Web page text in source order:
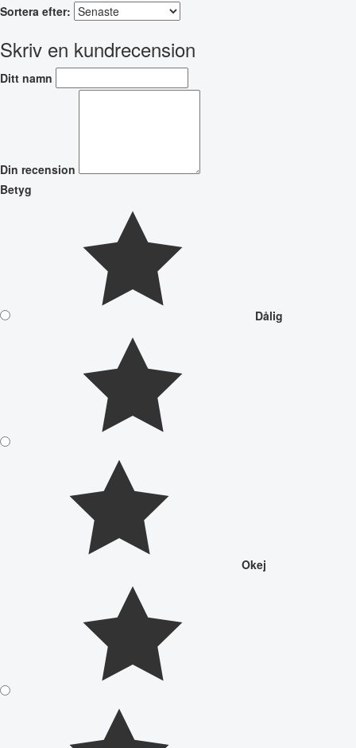
Sortera efter:
Skriv en kundrecension
Ditt namn
Din recension
Betyg
Dålig
Okej